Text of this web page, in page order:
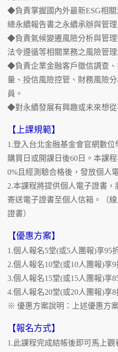
◆負責掌握國內外最新ESG相
總永續報告書之永續承辦與管理
◆負責氣候變遷風險分析與管理
法令遵循等相關業務之風險管
◆負責企業金融客戶徵信調查
量、授信風險控管、財務風險
員。
◆對永續發展有興趣或未來想從
【上課規範】
1.登入台北金融基金會官網數
購買日或開課日後60日。本課
0%且經測驗合格後，發放個人
2.本課程將提供個人電子證書，
寄送電子證書至個人信箱。（
證書）
【優惠方案】
1.個人報名5堂(或5人團報)享95
2.個人報名10堂(或10人團報)享9
3.個人報名15堂(或15人團報)享
4.個人報名20堂(或20人團報)享8
※ 優惠方案說明：上述優惠方
【報名方式】
1.此課程完成結帳後即可馬上觀